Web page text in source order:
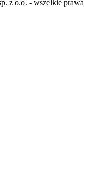
z o.o. - wszelkie prawa